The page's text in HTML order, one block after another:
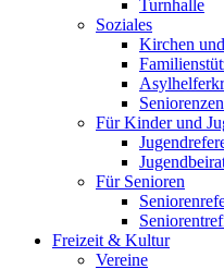
Turnhalle
Soziales
Kirchen
Für Kinder und
Für Senioren
Freizeit & Kultur
Vereine